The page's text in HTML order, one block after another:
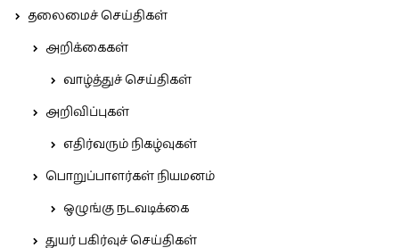
தலைமைச் செய்திகள்
அறிக்கைகள்
வாழ்த்துச் செய்திகள்
அறிவிப்புகள்
எதிர்வரும் நிகழ்வுகள்
பொறுப்பாளர்கள் நியமனம்
ஒழுங்கு நடவடிக்கை
துயர் பகிர்வுச் செய்திகள்